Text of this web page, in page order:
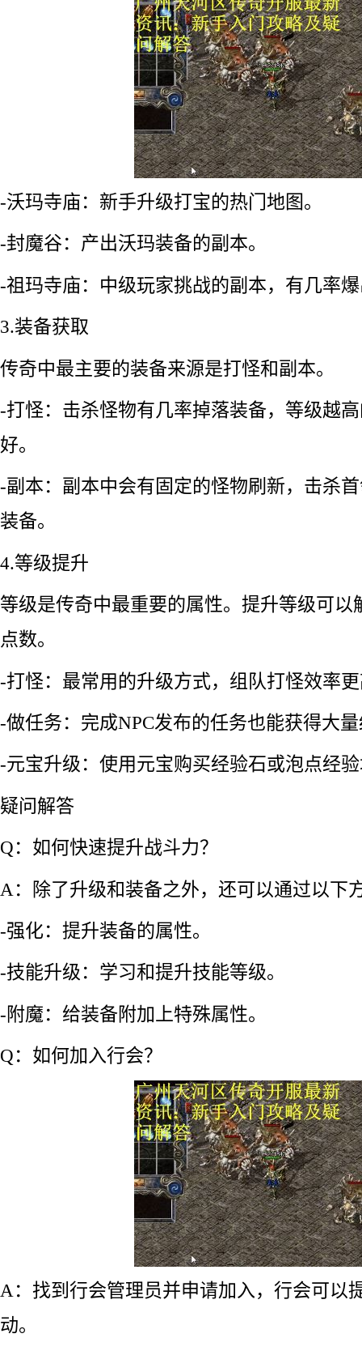
-沃玛寺庙：新手升级打宝的热门地图。
-封魔谷：产出沃玛装备的副本。
-祖玛寺庙：中级玩家挑战的副本，有几率
3.装备获取
传奇中最主要的装备来源是打怪和副本。
-打怪：击杀怪物有几率掉落装备，等级越
好。
-副本：副本中会有固定的怪物刷新，击杀
装备。
4.等级提升
等级是传奇中最重要的属性。提升等级可以
点数。
-打怪：最常用的升级方式，组队打怪效率
-做任务：完成NPC发布的任务也能获得大
-元宝升级：使用元宝购买经验石或泡点经
疑问解答
Q：如何快速提升战斗力？
A：除了升级和装备之外，还可以通过以下
-强化：提升装备的属性。
-技能升级：学习和提升技能等级。
-附魔：给装备附加上特殊属性。
Q：如何加入行会？
A：找到行会管理员并申请加入，行会可以
动。